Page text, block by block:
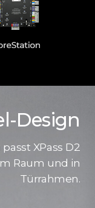
Design
XPass D2
Raum und in
Türrahmen.